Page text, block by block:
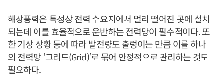
해상풍력은 특성상 전력 수요지에서 멀리 떨어진 곳에 설치
되는데 이를 효율적으로 운반하는 전력망이 필수적이다. 또
한 기상 상황 등에 따라 발전량도 출렁이는 만큼 이를 하나
의 전력망 ‘그리드(Grid)’로 묶어 안정적으로 관리하는 것도
필요하다.